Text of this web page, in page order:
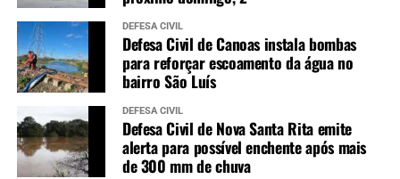
DEFESA CIVIL
Defesa Civil de Canoas instala bombas
para reforçar escoamento da água no
bairro São Luís
DEFESA CIVIL
Defesa Civil de Nova Santa Rita emite
alerta para possível enchente após mais
de 300 mm de chuva